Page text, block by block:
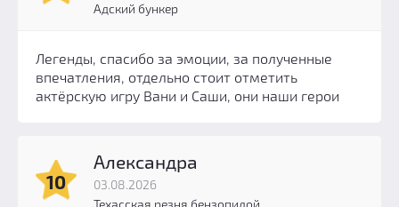
Адский бункер
Легенды, спасибо за эмоции, за полученные
впечатления, отдельно стоит отметить
актёрскую игру Вани и Саши, они наши герои
10
Александра
03.08.2026
Техасская резня бензопилой